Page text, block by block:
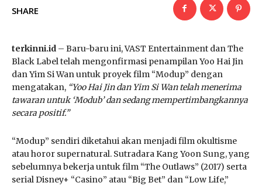
SHARE
terkinni.id – Baru-baru ini, VAST Entertainment dan The
Black Label telah mengonfirmasi penampilan Yoo Hai Jin
dan Yim Si Wan untuk proyek film “Modup” dengan
mengatakan, “Yoo Hai Jin dan Yim Si Wan telah menerima
tawaran untuk ‘Modub’ dan sedang mempertimbangkannya
secara positif.”
“Modup” sendiri diketahui akan menjadi film okultisme
atau horor supernatural. Sutradara Kang Yoon Sung, yang
sebelumnya bekerja untuk film “The Outlaws” (2017) serta
serial Disney+ “Casino” atau “Big Bet” dan “Low Life,”